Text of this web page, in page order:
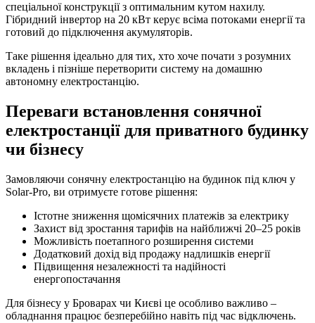
спеціальної конструкції з оптимальним кутом нахилу.
Гібридний інвертор на 20 кВт керує всіма потоками енергії та
готовий до підключення акумуляторів.
Таке рішення ідеально для тих, хто хоче почати з розумних
вкладень і пізніше перетворити систему на домашню
автономну електростанцію.
Переваги встановлення сонячної
електростанції для приватного будинку
чи бізнесу
Замовляючи сонячну електростанцію на будинок під ключ у
Solar-Pro, ви отримуєте готове рішення:
Істотне зниження щомісячних платежів за електрику
Захист від зростання тарифів на найближчі 20–25 років
Можливість поетапного розширення системи
Додатковий дохід від продажу надлишків енергії
Підвищення незалежності та надійності
енергопостачання
Для бізнесу у Броварах чи Києві це особливо важливо –
обладнання працює безперебійно навіть під час відключень.